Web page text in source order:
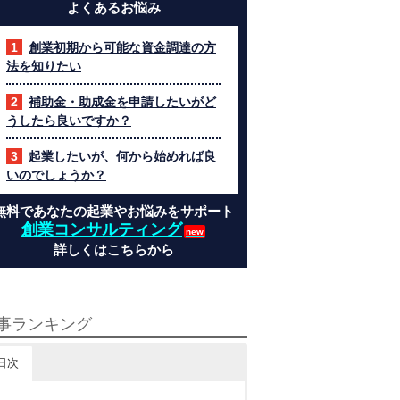
よくあるお悩み
創業初期から可能な資金調達の方
法を知りたい
補助金・助成金を申請したいがど
うしたら良いですか？
起業したいが、何から始めれば良
いのでしょうか？
料であなたの起業やお悩みをサポート
創業コンサルティング
詳しくはこちらから
ランキング
次